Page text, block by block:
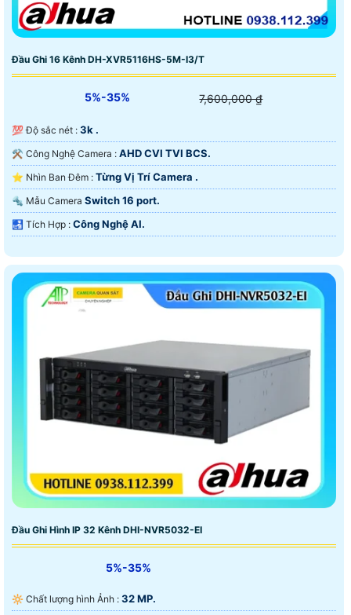
Đầu Ghi 16 Kênh DH-XVR5116HS-5M-I3/T
5%-35% 7,600,000 ₫
💯 Độ sắc nét : 3k .
⚒ Công Nghệ Camera : AHD CVI TVI BCS.
⭐ Nhìn Ban Đêm : Từng Vị Trí Camera .
🔩 Mẫu Camera Switch 16 port.
️🛃 Tích Hợp : Công Nghệ AI.
Đầu Ghi Hình IP 32 Kênh DHI-NVR5032-EI
5%-35%
🔆 Chất lượng hình Ảnh : 32 MP.